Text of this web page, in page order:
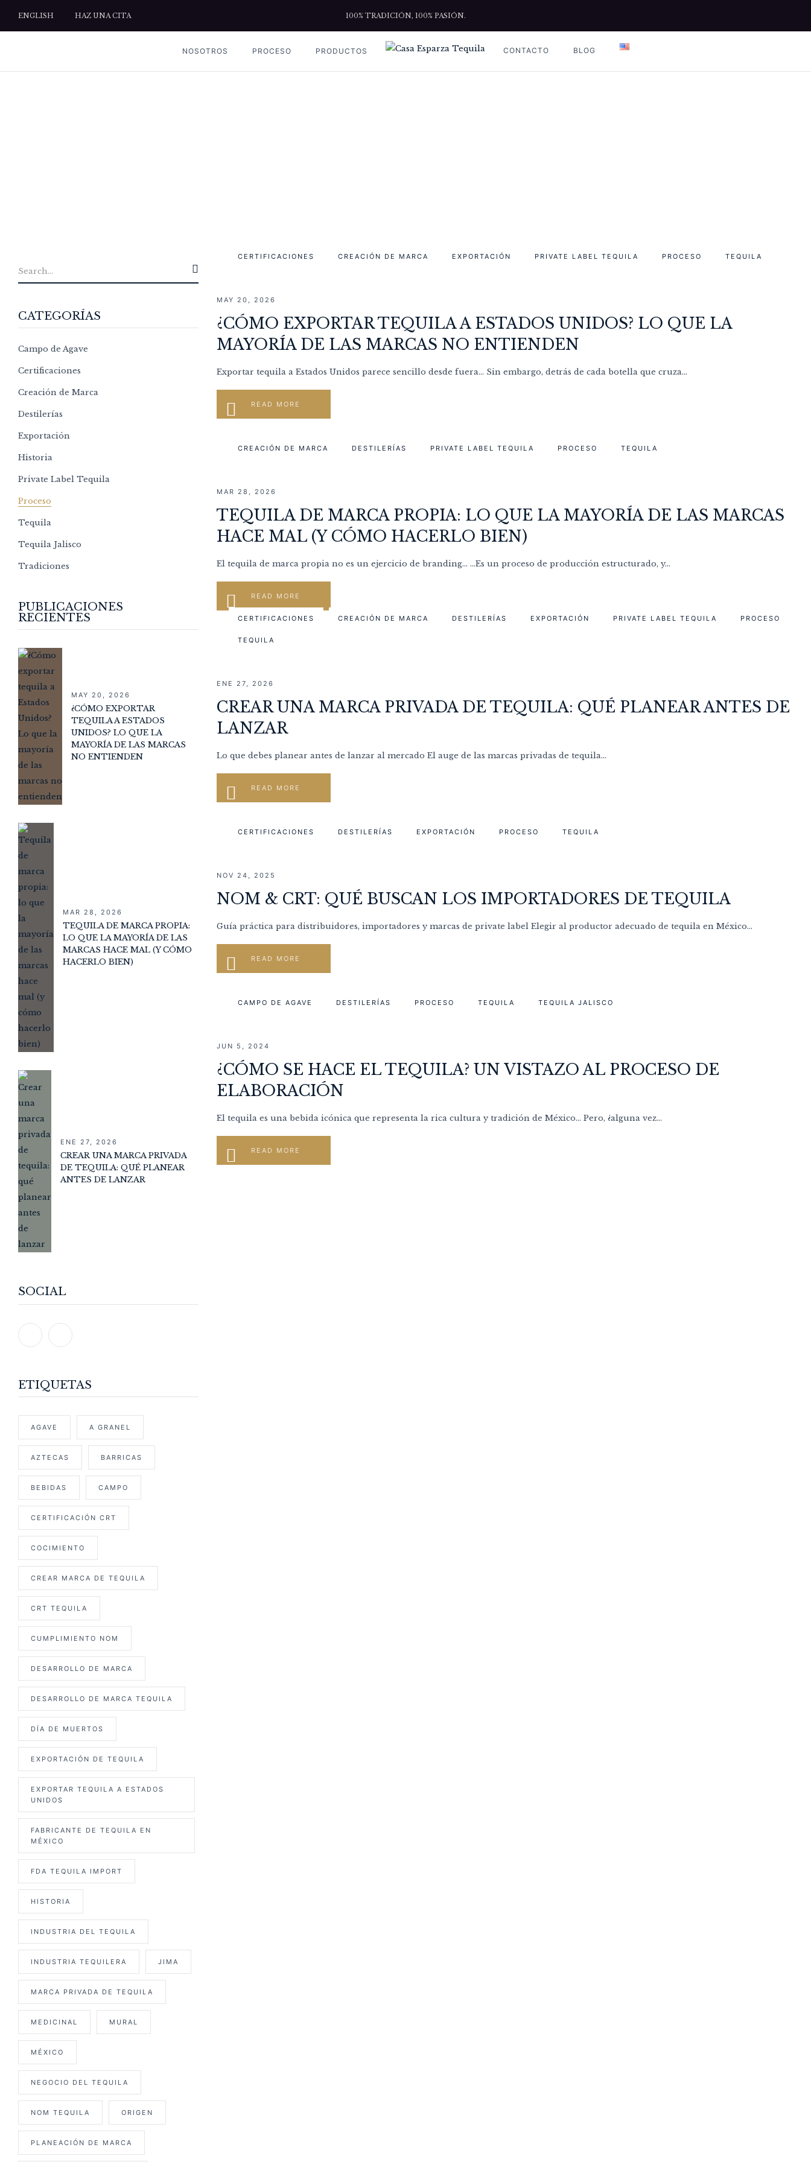
ENGLISH HAZ UNA CITA 100% TRADICIÓN, 100% PASIÓN.
NOSOTROS PROCESO PRODUCTOS CONTACTO BLOG
CATEGORÍAS
Campo de Agave
Certificaciones
Creación de Marca
Destilerías
Exportación
Historia
Private Label Tequila
Proceso
Tequila
Tequila Jalisco
Tradiciones
PUBLICACIONES
RECIENTES
MAY 20, 2026
¿CÓMO EXPORTAR
TEQUILA A ESTADOS
UNIDOS? LO QUE LA
MAYORÍA DE LAS MARCAS
NO ENTIENDEN
MAR 28, 2026
TEQUILA DE MARCA PROPIA:
LO QUE LA MAYORÍA DE LAS
MARCAS HACE MAL (Y CÓMO
HACERLO BIEN)
ENE 27, 2026
CREAR UNA MARCA PRIVADA
DE TEQUILA: QUÉ PLANEAR
ANTES DE LANZAR
SOCIAL
ETIQUETAS
AGAVE A GRANEL
AZTECAS BARRICAS
BEBIDAS CAMPO
CERTIFICACIÓN CRT
COCIMIENTO
CREAR MARCA DE TEQUILA
CRT TEQUILA
CUMPLIMIENTO NOM
DESARROLLO DE MARCA
DESARROLLO DE MARCA TEQUILA
DÍA DE MUERTOS
EXPORTACIÓN DE TEQUILA
EXPORTAR TEQUILA A ESTADOS
UNIDOS
FABRICANTE DE TEQUILA EN
MÉXICO
FDA TEQUILA IMPORT
HISTORIA
INDUSTRIA DEL TEQUILA
INDUSTRIA TEQUILERA JIMA
MARCA PRIVADA DE TEQUILA
MEDICINAL MURAL
MÉXICO
NEGOCIO DEL TEQUILA
NOM TEQUILA ORIGEN
PLANEACIÓN DE MARCA
CERTIFICACIONES CREACIÓN DE MARCA EXPORTACIÓN PRIVATE LABEL TEQUILA PROCESO TEQUILA
MAY 20, 2026
¿CÓMO EXPORTAR TEQUILA A ESTADOS UNIDOS? LO QUE LA
MAYORÍA DE LAS MARCAS NO ENTIENDEN
Exportar tequila a Estados Unidos parece sencillo desde fuera… Sin embargo, detrás de cada botella que cruza...
READ MORE
CREACIÓN DE MARCA DESTILERÍAS PRIVATE LABEL TEQUILA PROCESO TEQUILA
MAR 28, 2026
TEQUILA DE MARCA PROPIA: LO QUE LA MAYORÍA DE LAS MARCAS
HACE MAL (Y CÓMO HACERLO BIEN)
El tequila de marca propia no es un ejercicio de branding… …Es un proceso de producción estructurado, y...
READ MORE
CERTIFICACIONES CREACIÓN DE MARCA DESTILERÍAS EXPORTACIÓN PRIVATE LABEL TEQUILA PROCESO
TEQUILA
ENE 27, 2026
CREAR UNA MARCA PRIVADA DE TEQUILA: QUÉ PLANEAR ANTES DE
LANZAR
Lo que debes planear antes de lanzar al mercado El auge de las marcas privadas de tequila...
READ MORE
CERTIFICACIONES DESTILERÍAS EXPORTACIÓN PROCESO TEQUILA
NOV 24, 2025
NOM & CRT: QUÉ BUSCAN LOS IMPORTADORES DE TEQUILA
Guía práctica para distribuidores, importadores y marcas de private label Elegir al productor adecuado de tequila en México...
READ MORE
CAMPO DE AGAVE DESTILERÍAS PROCESO TEQUILA TEQUILA JALISCO
JUN 5, 2024
¿CÓMO SE HACE EL TEQUILA? UN VISTAZO AL PROCESO DE
ELABORACIÓN
El tequila es una bebida icónica que representa la rica cultura y tradición de México… Pero, ¿alguna vez...
READ MORE